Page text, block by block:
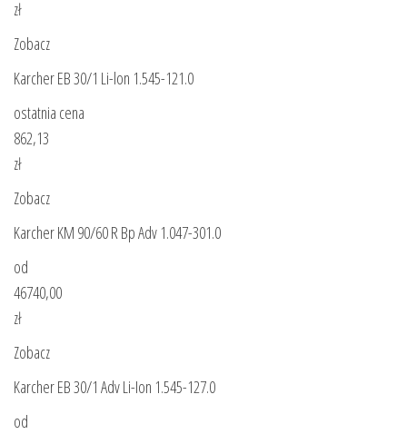
zł
Zobacz
Karcher EB 30/1 Li-lon 1.545-121.0
ostatnia cena
862,13
zł
Zobacz
Karcher KM 90/60 R Bp Adv 1.047-301.0
od
46740,00
zł
Zobacz
Karcher EB 30/1 Adv Li-Ion 1.545-127.0
od